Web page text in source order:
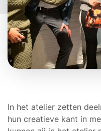
In het atelier zetten
hun creatieve kant in